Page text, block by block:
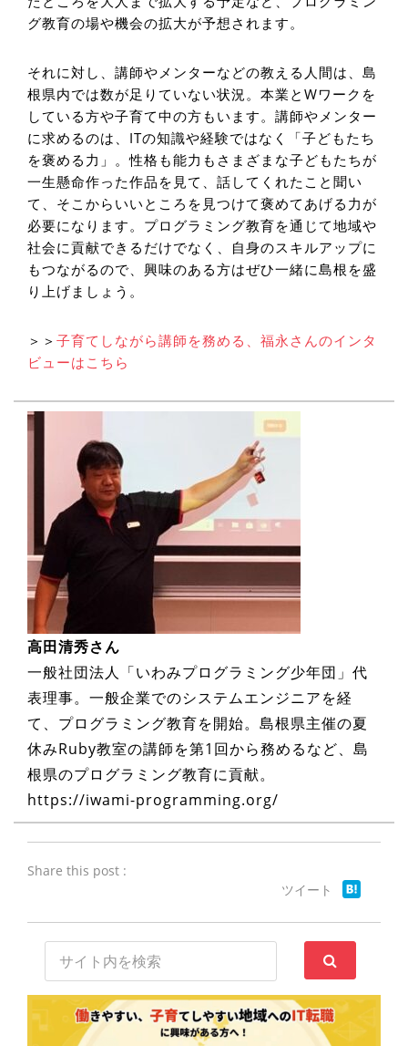
グ教育の場や機会の拡大が予想されます。
それに対し、講師やメンターなどの教える人間は、島
根県内では数が足りていない状況。本業とWワークを
している方や子育て中の方もいます。講師やメンター
に求めるのは、ITの知識や経験ではなく「子どもたち
を褒める力」。性格も能力もさまざまな子どもたちが
一生懸命作った作品を見て、話してくれたこと聞い
て、そこからいいところを見つけて褒めてあげる力が
必要になります。プログラミング教育を通じて地域や
社会に貢献できるだけでなく、自身のスキルアップに
もつながるので、興味のある方はぜひ一緒に島根を盛
り上げましょう。
＞＞ 子育てしながら講師を務める、福永さんのインタ
ビューはこちら
高田清秀さん
一般社団法人「いわみプログラミング少年団」代
表理事。一般企業でのシステムエンジニアを経
て、プログラミング教育を開始。島根県主催の夏
休みRuby教室の講師を第1回から務めるなど、島
根県のプログラミング教育に貢献。
https://iwami-programming.org/
Share this post :
ツイート
検